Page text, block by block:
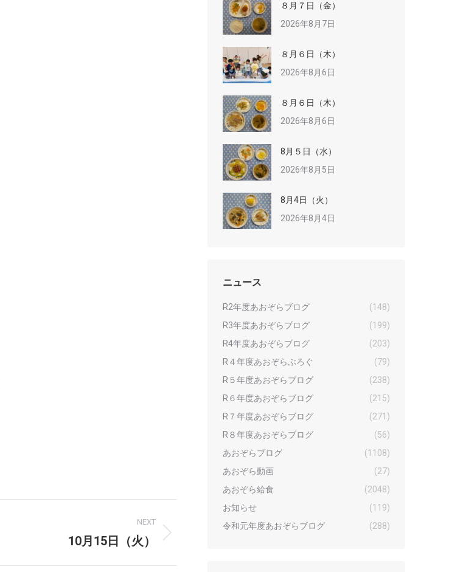
NEXT
10月15日（火）
８月７日（金）
2026年8月7日
８月６日（木）
2026年8月6日
８月６日（木）
2026年8月6日
8月５日（水）
2026年8月5日
8月4日（火）
2026年8月4日
ニュース
R2年度あおぞらブログ
(148)
R3年度あおぞらブログ
(199)
R4年度あおぞらブログ
(203)
R４年度あおぞらぶろぐ
(79)
R５年度あおぞらブログ
(238)
R６年度あおぞらブログ
(215)
R７年度あおぞらブログ
(271)
R８年度あおぞらブログ
(56)
あおぞらブログ
(1108)
あおぞら動画
(27)
あおぞら給食
(2048)
お知らせ
(119)
令和元年度あおぞらブログ
(288)